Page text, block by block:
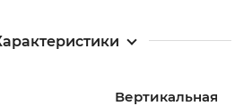
Вертикальная